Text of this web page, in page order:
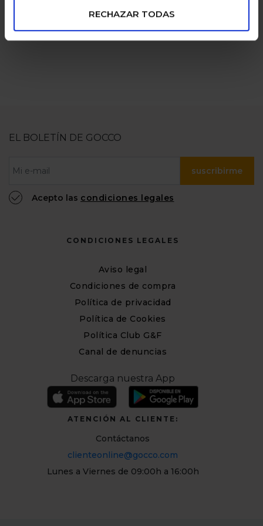
RECHAZAR TODAS
numerosas
EL BOLETÍN DE GOCCO
suscribirme
Acepto las condiciones legales
CONDICIONES LEGALES
Aviso legal
Condiciones de compra
Política de privacidad
Política de Cookies
Política Club G&F
Canal de denuncias
Descarga nuestra App
ATENCIÓN AL CLIENTE:
Contáctanos
clienteonline@gocco.com
Lunes a Viernes de 09:00h a 16:00h